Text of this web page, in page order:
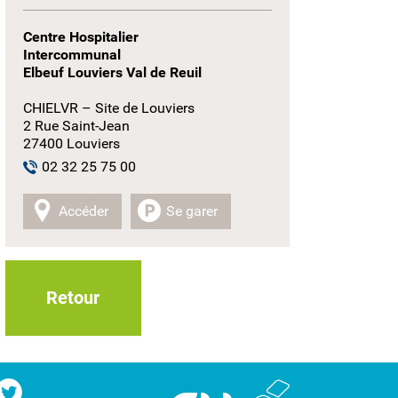
Centre Hospitalier
Intercommunal
Elbeuf Louviers Val de Reuil
CHIELVR – Site de Louviers
2 Rue Saint-Jean
27400 Louviers
02 32 25 75 00
Accéder Se garer
Retour